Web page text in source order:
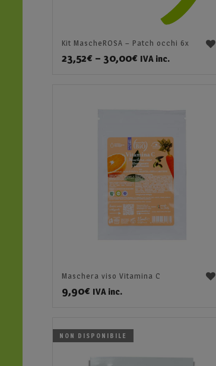
Kit MascheROSA – Patch occhi 6x
23,52€– 30,00€ IVA inc.
Maschera viso Vitamina C
9,90€ IVA inc.
NON DISPONIBILE